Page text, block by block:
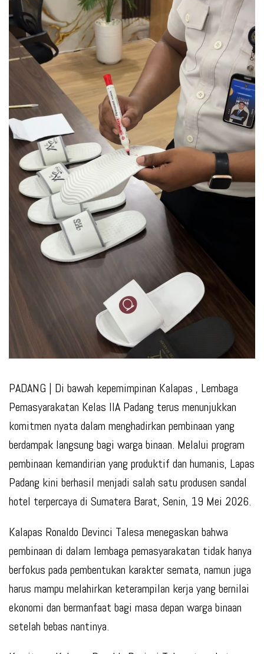
PADANG | Di bawah kepemimpinan Kalapas , Lembaga
Pemasyarakatan Kelas IIA Padang terus menunjukkan
komitmen nyata dalam menghadirkan pembinaan yang
berdampak langsung bagi warga binaan. Melalui program
pembinaan kemandirian yang produktif dan humanis, Lapas
Padang kini berhasil menjadi salah satu produsen sandal
hotel terpercaya di Sumatera Barat, Senin, 19 Mei 2026.
Kalapas Ronaldo Devinci Talesa menegaskan bahwa
pembinaan di dalam lembaga pemasyarakatan tidak hanya
berfokus pada pembentukan karakter semata, namun juga
harus mampu melahirkan keterampilan kerja yang bernilai
ekonomi dan bermanfaat bagi masa depan warga binaan
setelah bebas nantinya.